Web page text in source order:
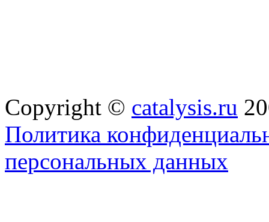
Copyright © catalysis.ru
Политика
персональных данных